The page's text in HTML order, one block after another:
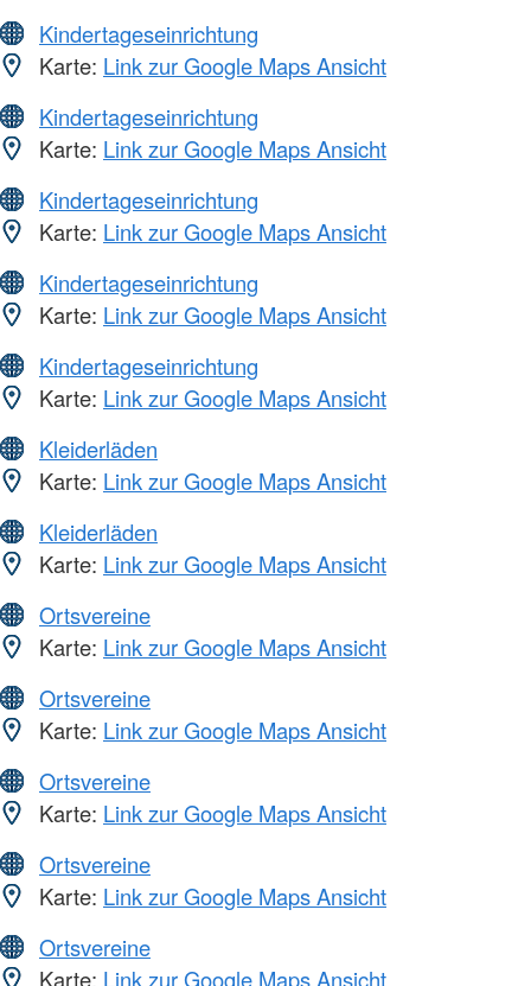
Kindertageseinrichtung
Karte: Link zur Google Maps Ansicht
Kindertageseinrichtung
Karte: Link zur Google Maps Ansicht
Kindertageseinrichtung
Karte: Link zur Google Maps Ansicht
Kindertageseinrichtung
Karte: Link zur Google Maps Ansicht
Kindertageseinrichtung
Karte: Link zur Google Maps Ansicht
Kleiderläden
Karte: Link zur Google Maps Ansicht
Kleiderläden
Karte: Link zur Google Maps Ansicht
Ortsvereine
Karte: Link zur Google Maps Ansicht
Ortsvereine
Karte: Link zur Google Maps Ansicht
Ortsvereine
Karte: Link zur Google Maps Ansicht
Ortsvereine
Karte: Link zur Google Maps Ansicht
Ortsvereine
Karte: Link zur Google Maps Ansicht